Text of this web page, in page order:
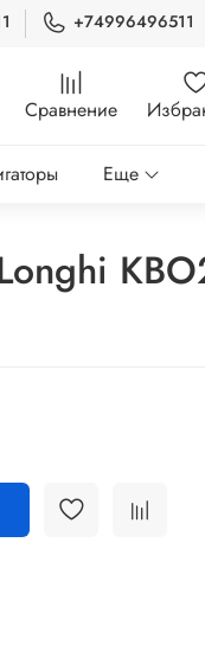
+74996496511
Сравнение
Еще